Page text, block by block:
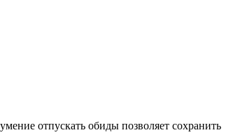
отпускать обиды позволяет сохранить